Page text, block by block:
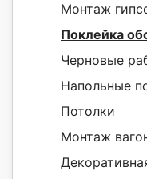
Монтаж
Поклейка
Черновые
Напольные
Потолки
Монтаж